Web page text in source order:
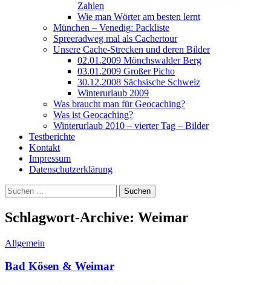
Zahlen
Wie man Wörter am besten lernt
München – Venedig: Packliste
Spreeradweg mal als Cachertour
Unsere Cache-Strecken und deren Bilder
02.01.2009 Mönchswalder Berg
03.01.2009 Großer Picho
30.12.2008 Sächsische Schweiz
Winterurlaub 2009
Was braucht man für Geocaching?
Was ist Geocaching?
Winterurlaub 2010 – vierter Tag – Bilder
Testberichte
Kontakt
Impressum
Datenschutzerklärung
Suchen
nach:
Schlagwort-Archive: Weimar
Allgemein
Bad Kösen & Weimar